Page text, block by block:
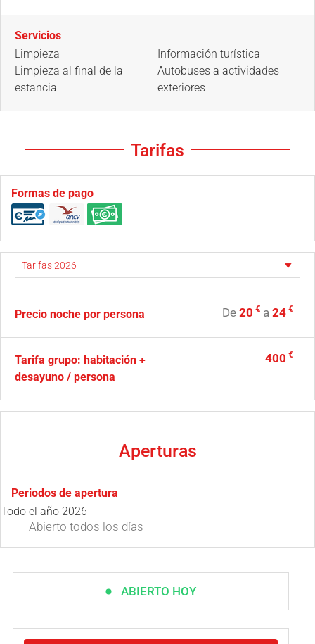
Servicios
Limpieza
Limpieza al final de la
estancia
Información turística
Autobuses a actividades
exteriores
Tarifas
Formas de pago
Precio noche por persona De 20 € a 24 €
Tarifa grupo: habitación +
desayuno / persona
400 €
Aperturas
Periodos de apertura
Todo el año 2026
Abierto todos los días
ABIERTO HOY